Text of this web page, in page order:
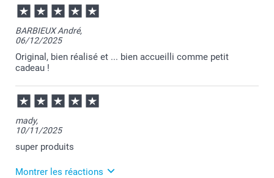
BARBIEUX André,
06/12/2025
Original, bien réalisé et ... bien accueilli comme petit
cadeau !
mady,
10/11/2025
super produits
Montrer les réactions